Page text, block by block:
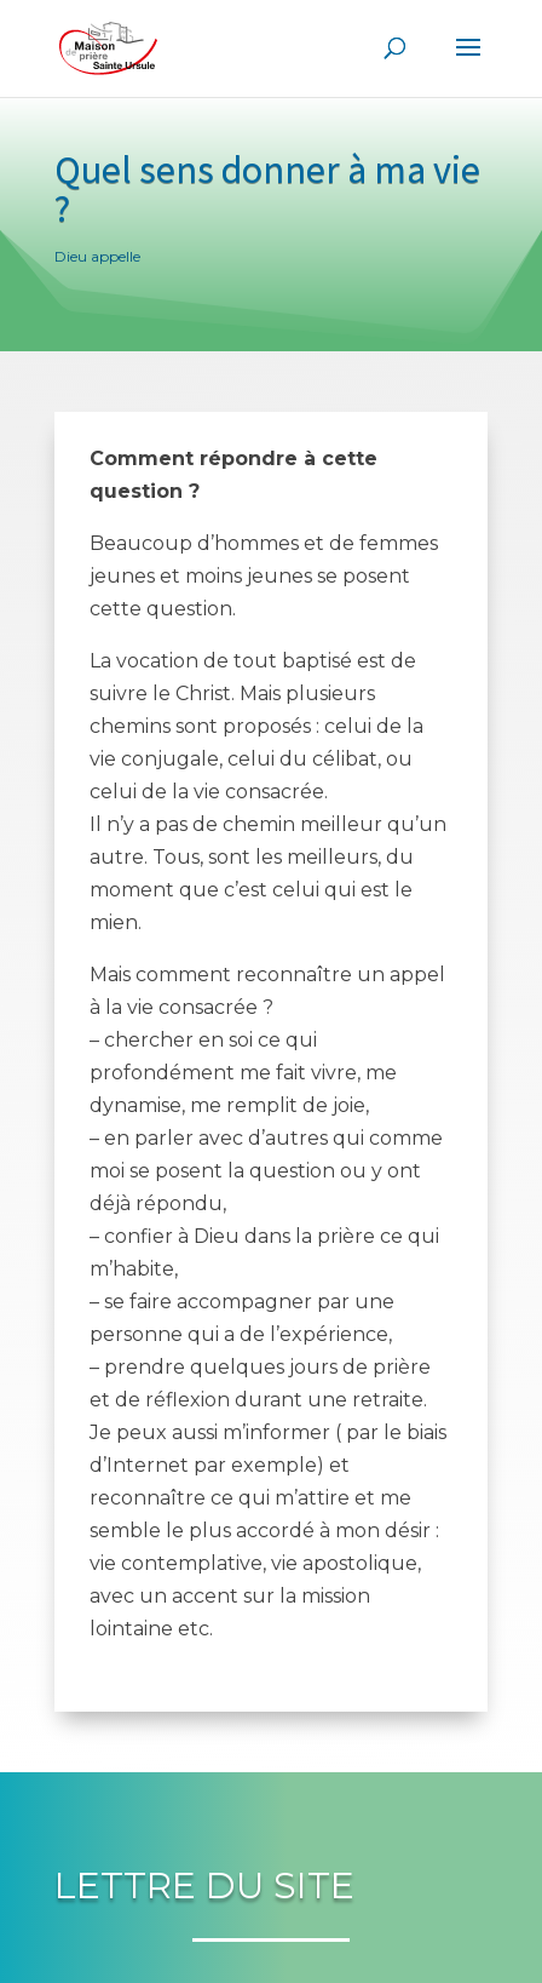
Quel sens donner à ma vie
?
Dieu appelle
Comment répondre à cette
question ?
Beaucoup d’hommes et de femmes
jeunes et moins jeunes se posent
cette question.
La vocation de tout baptisé est de
suivre le Christ. Mais plusieurs
chemins sont proposés : celui de la
vie conjugale, celui du célibat, ou
celui de la vie consacrée.
Il n’y a pas de chemin meilleur qu’un
autre. Tous, sont les meilleurs, du
moment que c’est celui qui est le
mien.
Mais comment reconnaître un appel
à la vie consacrée ?
– chercher en soi ce qui
profondément me fait vivre, me
dynamise, me remplit de joie,
– en parler avec d’autres qui comme
moi se posent la question ou y ont
déjà répondu,
– confier à Dieu dans la prière ce qui
m’habite,
– se faire accompagner par une
personne qui a de l’expérience,
– prendre quelques jours de prière
et de réflexion durant une retraite.
Je peux aussi m’informer ( par le biais
d’Internet par exemple) et
reconnaître ce qui m’attire et me
semble le plus accordé à mon désir :
vie contemplative, vie apostolique,
avec un accent sur la mission
lointaine etc.
LETTRE DU SITE